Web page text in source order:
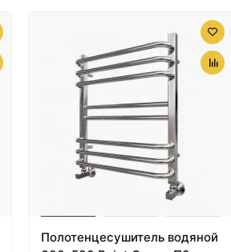
Полотенцесушитель водяной